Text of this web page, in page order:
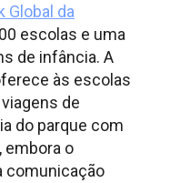
Global da
escolas e uma
de infância. A
às escolas
de
do parque com
embora o
comunicação